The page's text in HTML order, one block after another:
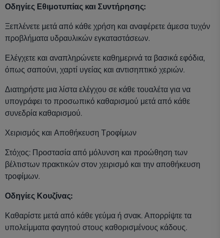
Οδηγίες Εθιμοτυπίας και Συντήρησης:
Ξεπλένετε μετά από κάθε χρήση και αναφέρετε άμεσα τυχόν
προβλήματα υδραυλικών εγκαταστάσεων.
Ελέγχετε και αναπληρώνετε καθημερινά τα βασικά εφόδια,
όπως σαπούνι, χαρτί υγείας και αντισηπτικό χεριών.
Διατηρήστε μια λίστα ελέγχου σε κάθε τουαλέτα για να
υπογράφει το προσωπικό καθαρισμού μετά από κάθε
συνεδρία καθαρισμού.
Χειρισμός και Αποθήκευση Τροφίμων
Στόχος: Προστασία από μόλυνση και προώθηση των
βέλτιστων πρακτικών στον χειρισμό και την αποθήκευση
τροφίμων.
Οδηγίες Κουζίνας:
Καθαρίστε μετά από κάθε γεύμα ή σνακ. Απορρίψτε τα
υπολείμματα φαγητού στους καθορισμένους κάδους.